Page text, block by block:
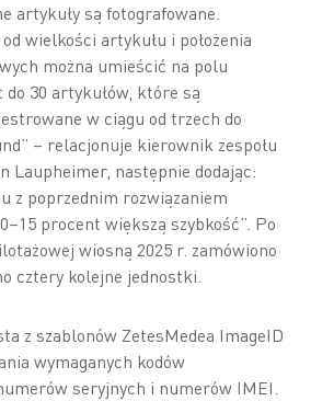
artykuły są fotografowane.
od wielkości artykułu i położenia
można umieścić na polu
do 30 artykułów, które są
w ciągu od trzech do
– relacjonuje kierownik zespołu
Laupheimer, następnie dodając:
z poprzednim rozwiązaniem
procent większą szybkość”. Po
wiosną 2025 r. zamówiono
cztery kolejne jednostki.
z szablonów ZetesMedea ImageID
wymaganych kodów
seryjnych i numerów IMEI.